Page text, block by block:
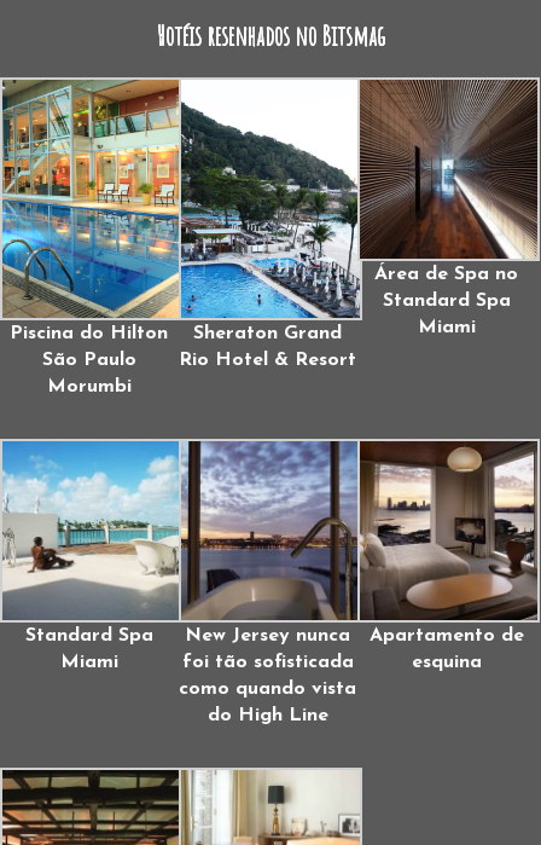
Hotéis resenhados no Bitsmag
Piscina do Hilton
São Paulo
Morumbi
Sheraton Grand
Rio Hotel & Resort
Área de Spa no
Standard Spa
Miami
Standard Spa
Miami
New Jersey nunca
foi tão sofisticada
como quando vista
do High Line
Apartamento de
esquina